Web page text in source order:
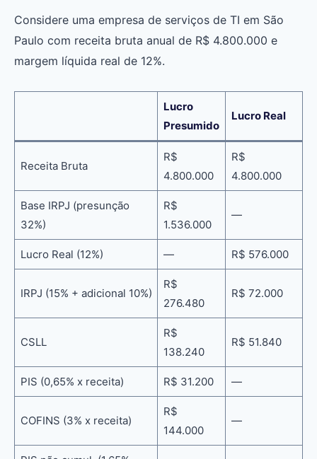
Considere uma empresa de serviços de TI em São
Paulo com receita bruta anual de R$ 4.800.000 e
margem líquida real de 12%.
Lucro
Presumido
Lucro Real
Receita Bruta
R$
4.800.000
R$
4.800.000
Base IRPJ (presunção
32%)
R$
1.536.000
—
Lucro Real (12%) — R$ 576.000
IRPJ (15% + adicional 10%)
R$
276.480
R$ 72.000
CSLL
R$
138.240
R$ 51.840
PIS (0,65% x receita) R$ 31.200 —
COFINS (3% x receita)
R$
144.000
—